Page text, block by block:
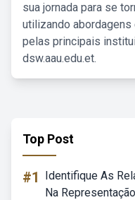
sua jornada para se
utilizando
pelas principais
dsw.aau.edu.et.
Top Post
#1
Identifique As
Na